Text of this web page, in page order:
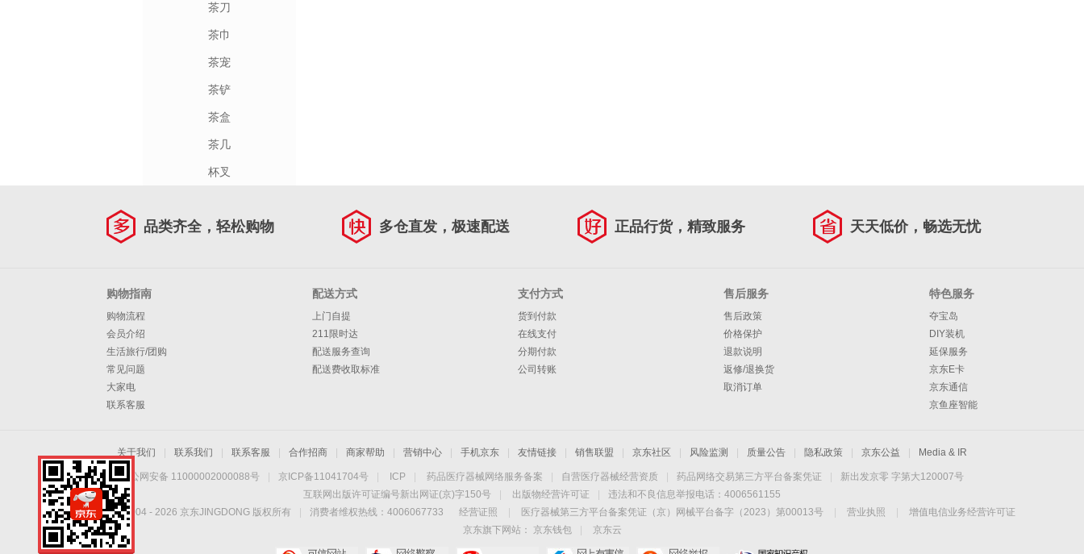
茶刀
茶巾
茶宠
茶铲
茶盒
茶几
杯叉
品类齐全，轻松购物 多仓直发，极速配送 正品行货，精致服务 天天低价，畅选无忧
购物指南
购物流程
会员介绍
生活旅行/团购
常见问题
大家电
联系客服
配送方式
上门自提
211限时达
配送服务查询
配送费收取标准
支付方式
货到付款
在线支付
分期付款
公司转账
售后服务
售后政策
价格保护
退款说明
返修/退换货
取消订单
特色服务
夺宝岛
DIY装机
延保服务
京东E卡
京东通信
京鱼座智能
关于我们 联系我们 联系客服 合作招商 商家帮助 营销中心 手机京东 友情链接 销售联盟 京东社区 风险监测 质量公告 隐私政策 京东公益 Media & IR
京公网安备 11000002000088号 京ICP备11041704号 ICP 药品医疗器械网络服务备案 自营医疗器械经营资质 药品网络交易第三方平台备案凭证
新出发京零 字第大120007号
互联网出版许可证编号新出网证(京)字150号
出版物经营许可证
违法和不良信息举报电话：4006561155
Copyright © 2004 - 2026 京东JINGDONG 版权所有 消费者维权热线：4006067733 经营证照 医疗器械第三方平台备案凭证（京）网械平台备字（2023）第00013号 营业执照
增值电信业务经营许可证
京东旗下网站：
京东钱包
京东云
手机扫一扫，劲爆优